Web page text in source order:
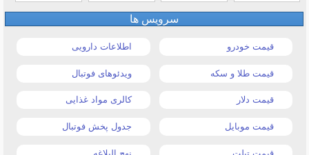
سرویس ها
قیمت خودرو اطلاعات دارویی
قیمت طلا و سکه ویدئوهای فوتبال
قیمت دلار کالری مواد غذایی
قیمت موبایل جدول پخش فوتبال